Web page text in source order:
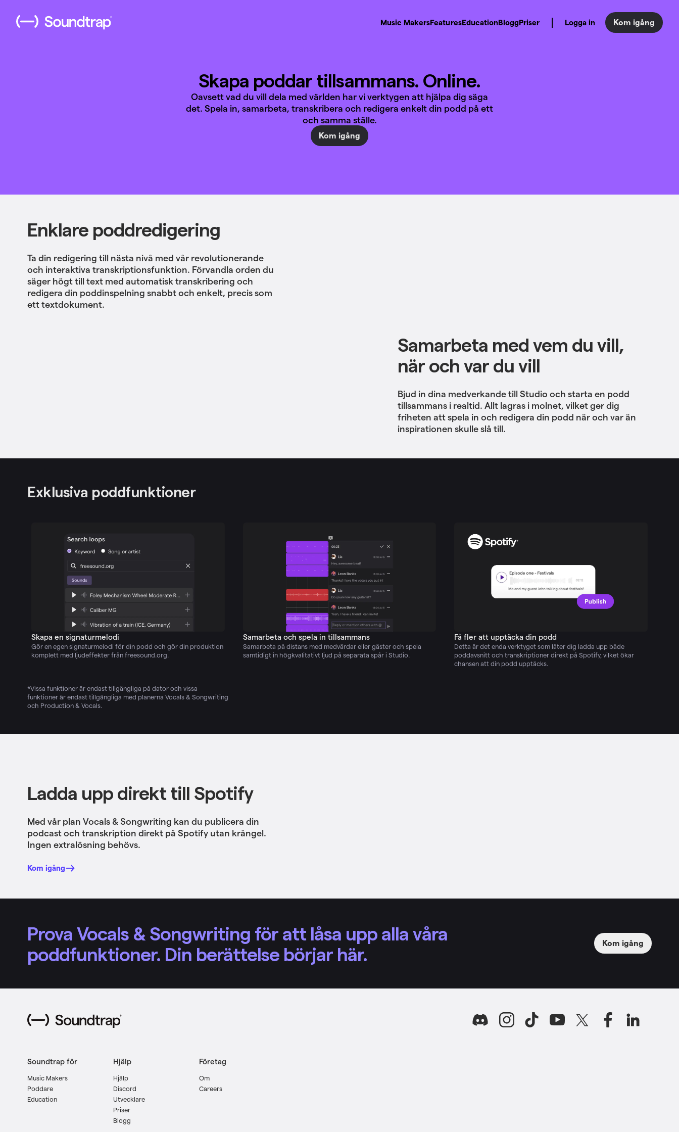
Music MakersFeaturesEducationBloggPriser Logga in Kom igång
Skapa poddar tillsammans. Online.
Oavsett vad du vill dela med världen har vi verktygen att hjälpa dig säga
det. Spela in, samarbeta, transkribera och redigera enkelt din podd på ett
och samma ställe.
Kom igång
Enklare poddredigering
Ta din redigering till nästa nivå med vår revolutionerande
och interaktiva transkriptionsfunktion. Förvandla orden du
säger högt till text med automatisk transkribering och
redigera din poddinspelning snabbt och enkelt, precis som
ett textdokument.
Samarbeta med vem du vill,
när och var du vill
Bjud in dina medverkande till Studio och starta en podd
tillsammans i realtid. Allt lagras i molnet, vilket ger dig
friheten att spela in och redigera din podd när och var än
inspirationen skulle slå till.
Exklusiva poddfunktioner
Skapa en signaturmelodi
Gör en egen signaturmelodi för din podd och gör din produktion
komplett med ljudeffekter från freesound.org.
Samarbeta och spela in tillsammans
Samarbeta på distans med medvärdar eller gäster och spela
samtidigt in högkvalitativt ljud på separata spår i Studio.
Få fler att upptäcka din podd
Detta är det enda verktyget som låter dig ladda upp både
poddavsnitt och transkriptioner direkt på Spotify, vilket ökar
chansen att din podd upptäcks.
*Vissa funktioner är endast tillgängliga på dator och vissa
funktioner är endast tillgängliga med planerna Vocals & Songwriting
och Production & Vocals.
Ladda upp direkt till Spotify
Med vår plan Vocals & Songwriting kan du publicera din
podcast och transkription direkt på Spotify utan krångel.
Ingen extralösning behövs.
Kom igång
Prova Vocals & Songwriting för att låsa upp alla våra
poddfunktioner. Din berättelse börjar här.
Kom igång
Soundtrap för
Music Makers
Poddare
Education
Hjälp
Hjälp
Discord
Utvecklare
Priser
Blogg
Företag
Om
Careers